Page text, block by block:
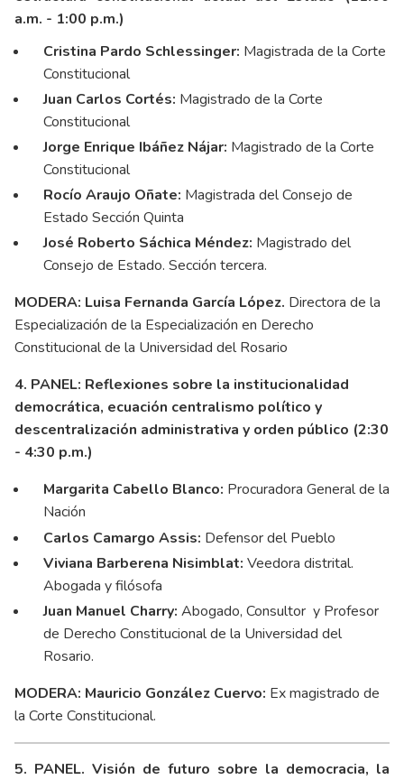
a.m. - 1:00 p.m.)
Cristina Pardo Schlessinger: Magistrada de la Corte
Constitucional
Juan Carlos Cortés: Magistrado de la Corte
Constitucional
Jorge Enrique Ibáñez Nájar: Magistrado de la Corte
Constitucional
Rocío Araujo Oñate: Magistrada del Consejo de
Estado Sección Quinta
José Roberto Sáchica Méndez: Magistrado del
Consejo de Estado. Sección tercera.
MODERA: Luisa Fernanda García López. Directora de la
Especialización de la Especialización en Derecho
Constitucional de la Universidad del Rosario
4. PANEL: Reflexiones sobre la institucionalidad
democrática, ecuación centralismo político y
descentralización administrativa y orden público (2:30
- 4:30 p.m.)
Margarita Cabello Blanco: Procuradora General de la
Nación
Carlos Camargo Assis: Defensor del Pueblo
Viviana Barberena Nisimblat: Veedora distrital.
Abogada y filósofa
Juan Manuel Charry: Abogado, Consultor y Profesor
de Derecho Constitucional de la Universidad del
Rosario.
MODERA: Mauricio González Cuervo: Ex magistrado de
la Corte Constitucional.
5. PANEL. Visión de futuro sobre la democracia, la